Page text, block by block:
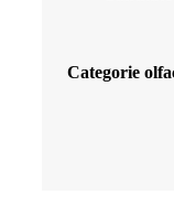
Categorie